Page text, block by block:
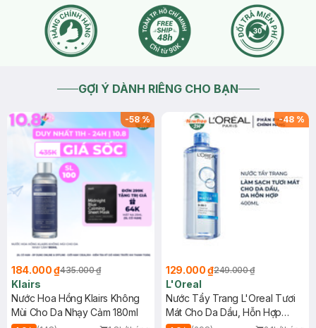
GỢI Ý DÀNH RIÊNG CHO BẠN
-58%
184.000 ₫435.000 ₫
Klairs
Nước Hoa Hồng Klairs Không
Mùi Cho Da Nhạy Cảm 180ml
-48 %
129.000 ₫249.000 ₫
L'Oreal
Nước Tẩy Trang L'Oreal Tươi
Mát Cho Da Dầu, Hỗn Hợp